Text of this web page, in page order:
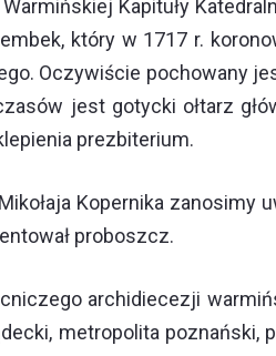
Kapituły
który w 1717 r.
Oczywiście pochowany
jest gotycki ołtarz
prezbiterium.
Kopernika zanosimy
proboszcz.
archidiecezji
metropolita poznański,